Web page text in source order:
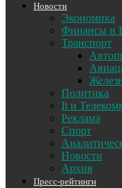
Новости
Экономика
Финансы и
Транспорт
Политика
It и
Реклама
Спорт
Новости
Архив
Пресс-рейтинги